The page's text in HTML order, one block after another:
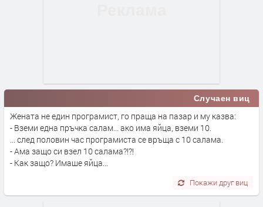
Случаен виц
Жената не един програмист, го праща на пазар и му казва:
- Вземи една пръчка салам... ако има яйца, вземи 10.
... след половин час програмиста се връща с 10 салама.
- Ама защо си взел 10 салама?!?!
- Как защо? Имаше яйца...
Покажи друг виц